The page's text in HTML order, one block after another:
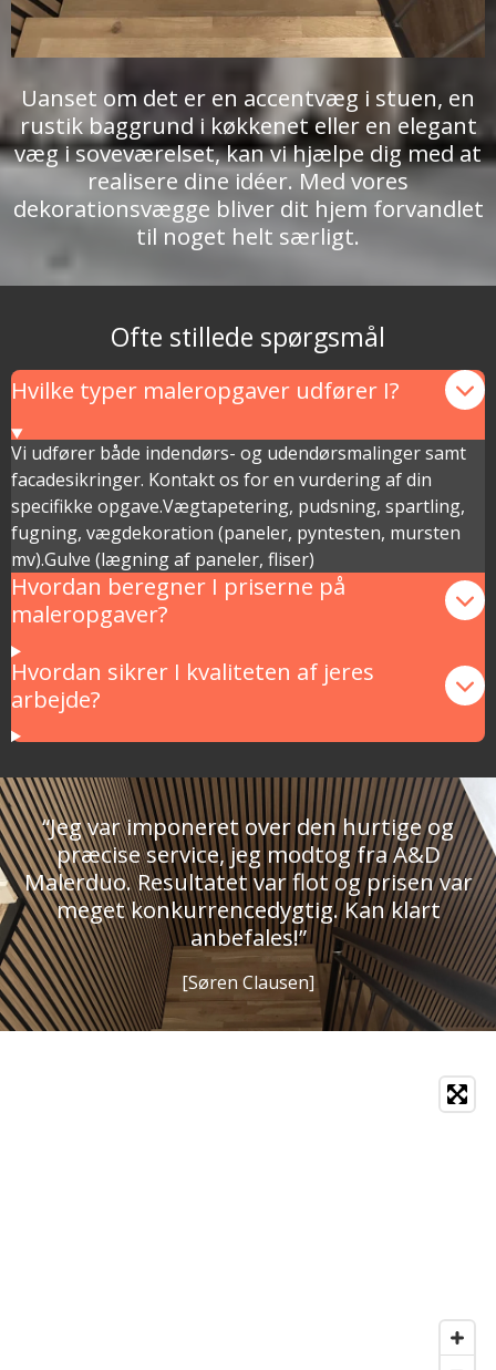
Uanset om det er en accentvæg i stuen, en
rustik baggrund i køkkenet eller en elegant
væg i soveværelset, kan vi hjælpe dig med at
realisere dine idéer. Med vores
dekorationsvægge bliver dit hjem forvandlet
til noget helt særligt.
Ofte stillede spørgsmål
Hvilke typer maleropgaver udfører I?
Vi udfører både indendørs- og udendørsmalinger samt
facadesikringer. Kontakt os for en vurdering af din
specifikke opgave.Vægtapetering, pudsning, spartling,
fugning, vægdekoration (paneler, pyntesten, mursten
mv).Gulve (lægning af paneler, fliser)
Hvordan beregner I priserne på
maleropgaver?
Hvordan sikrer I kvaliteten af jeres
arbejde?
“Jeg var imponeret over den hurtige og
præcise service, jeg modtog fra A&D
Malerduo. Resultatet var flot og prisen var
meget konkurrencedygtig. Kan klart
anbefales!”
[Søren Clausen]